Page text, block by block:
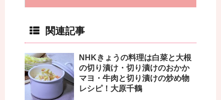
関連記事
NHKきょうの料理は白菜と大根
の切り漬け・切り漬けのおかか
マヨ・牛肉と切り漬けの炒め物
レシピ！大原千鶴